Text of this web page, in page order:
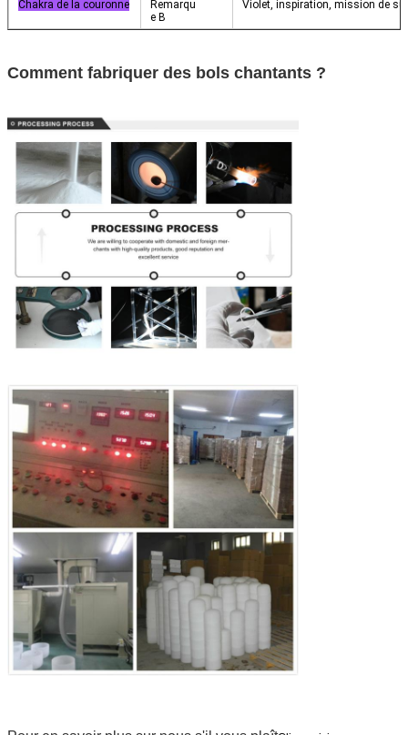
Chakra de la couronne
Remarqu
e B
Violet, inspiration, mission de
Comment fabriquer des bols chantants ?